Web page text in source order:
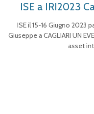
ISE a IRI2023
ISE il 15-16 Giugno 2023
Giuseppe a CAGLIARI UN
asset